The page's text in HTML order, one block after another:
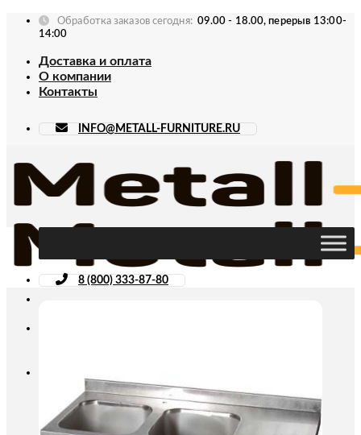
Skip
Обработка заказов сегодня: 09.00 - 18.00, перерыв 13:00-
14:00
Доставка и оплата
О компании
Контакты
INFO@METALL-FURNITURE.RU
8 (800) 333-87-80